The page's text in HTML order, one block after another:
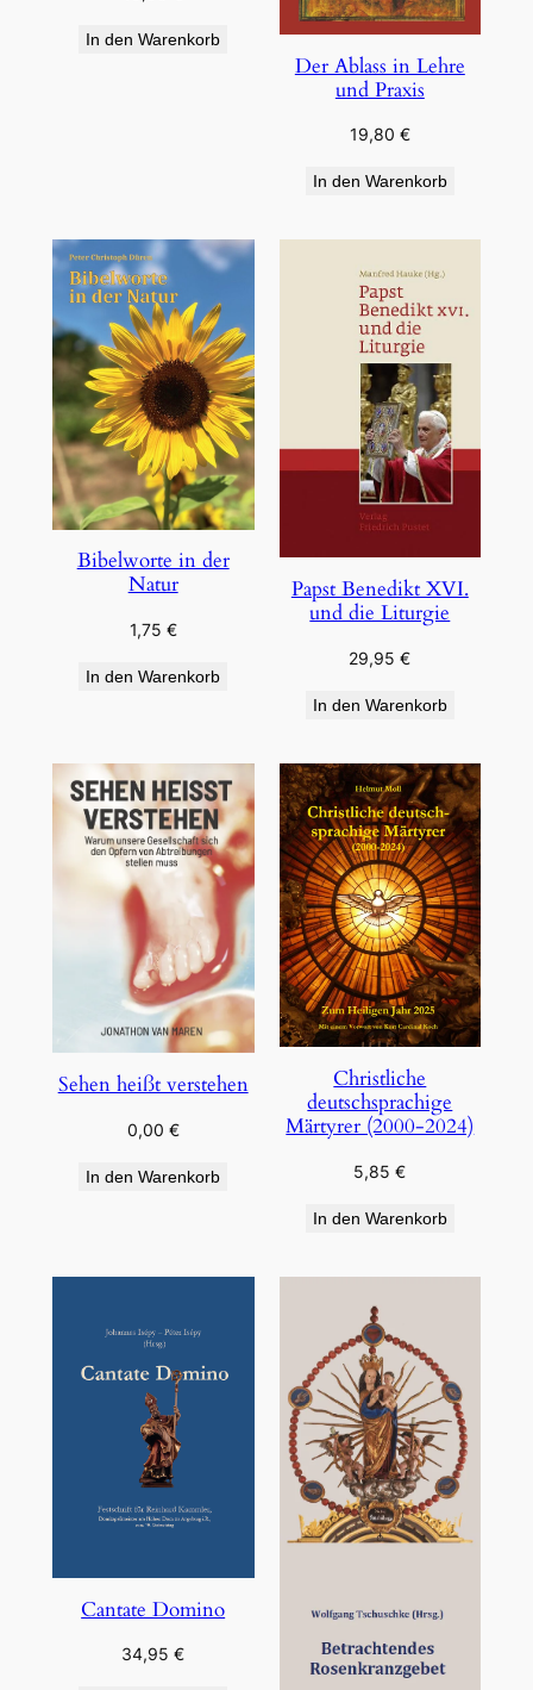
In den Warenkorb
Der Ablass in Lehre
und Praxis
19,80 €
In den Warenkorb
Bibelworte in der
Natur
1,75 €
In den Warenkorb
Papst Benedikt XVI.
und die Liturgie
29,95€
In den Warenkorb
Sehen heißt verstehen
0,00 €
In den Warenkorb
Christliche
deutschsprachige
Märtyrer (2000-2024)
5,85€
In den Warenkorb
Cantate Domino
34,95€